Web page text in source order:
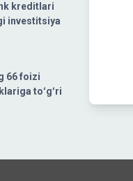
kreditlari
investitsiya
66 foizi
toʻgʻri